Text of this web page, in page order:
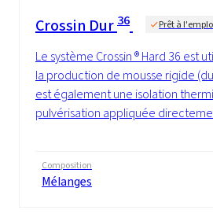
Crossin Dur 36 Prêt à
Le système Crossin ® Hard 36 est
la production de mousse rigide
est également une isolation
pulvérisation appliquée
Composition
Mélanges